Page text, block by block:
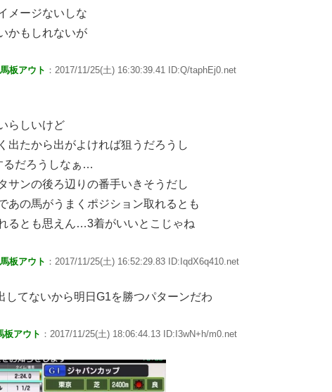
メージないしな
かもしれないが
板アウト ：2017/11/25(土) 16:30:39.41 ID:Q/taphEj0.net
らしいけど
出たから出がよければ狙うだろうし
るだろうしなぁ…
サンの後ろ辺りの番手いきそうだし
あの馬がうまくポジション取れるとも
るとも思えん…3着がいいとこじゃね
板アウト ：2017/11/25(土) 16:52:29.83 ID:IqdX6q410.net
してないから明日G1を勝つパターンだわ
板アウト ：2017/11/25(土) 18:06:44.13 ID:I3wN+h/m0.net